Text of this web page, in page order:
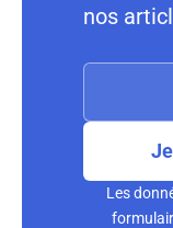
nos
Les